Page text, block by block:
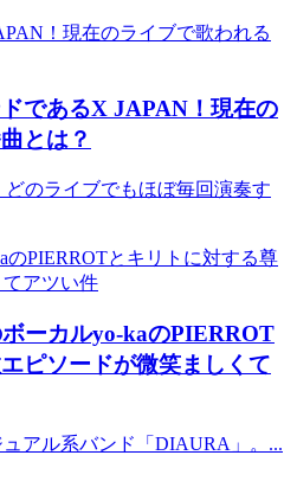
であるX JAPAN！現在の
とは？
のライブでもほぼ毎回演奏す
ーカルyo-kaのPIERROT
ピソードが微笑ましくて
アル系バンド「DIAURA」。...